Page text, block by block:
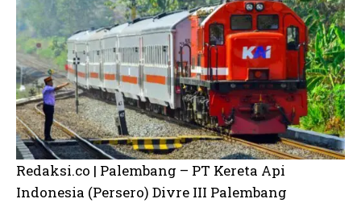
Redaksi.co | Palembang – PT Kereta Api
Indonesia (Persero) Divre III Palembang